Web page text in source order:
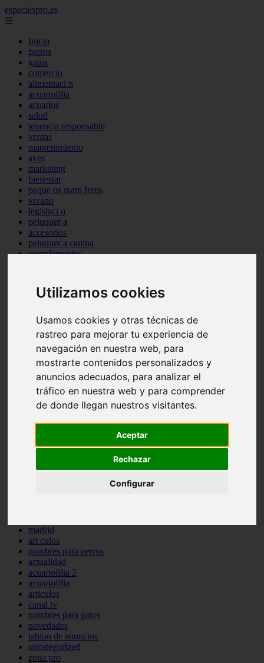
Utilizamos cookies
Usamos cookies y otras técnicas de
rastreo para mejorar tu experiencia de
navegación en nuestra web, para
mostrarte contenidos personalizados y
anuncios adecuados, para analizar el
tráfico en nuestra web y para comprender
de donde llegan nuestros visitantes.
Aceptar
Rechazar
Configurar
especiespro.es
☰
Inicio
perros
gatos
comercio
alimentaci n
acuariofilia
acuarios
salud
tenencia responsable
ventas
mantenimiento
aves
marketing
bienestar
peque os mam feros
verano
legislaci n
peluquer a
accesorios
peluquer a canina
complementos
protagonistas
reptiles
adopci n
higiene
snacks
acuario
comercios
estanques
viajar
cr a
especies invasoras
madrid
art culos
nombres para perros
actualidad
acuariofilia 2
acuariofilia
articulos
canal tv
nombres para gatos
novedades
tablon de anuncios
uncategorized
zona pro